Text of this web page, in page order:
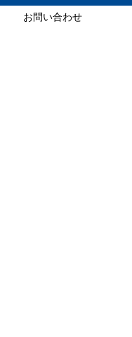
お問い合わせ